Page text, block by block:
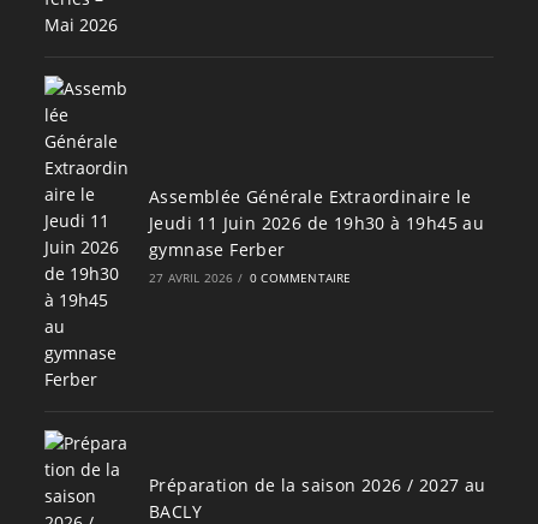
Assemblée Générale Extraordinaire le
Jeudi 11 Juin 2026 de 19h30 à 19h45 au
gymnase Ferber
27 AVRIL 2026 / 0 COMMENTAIRE
Préparation de la saison 2026 / 2027 au
BACLY